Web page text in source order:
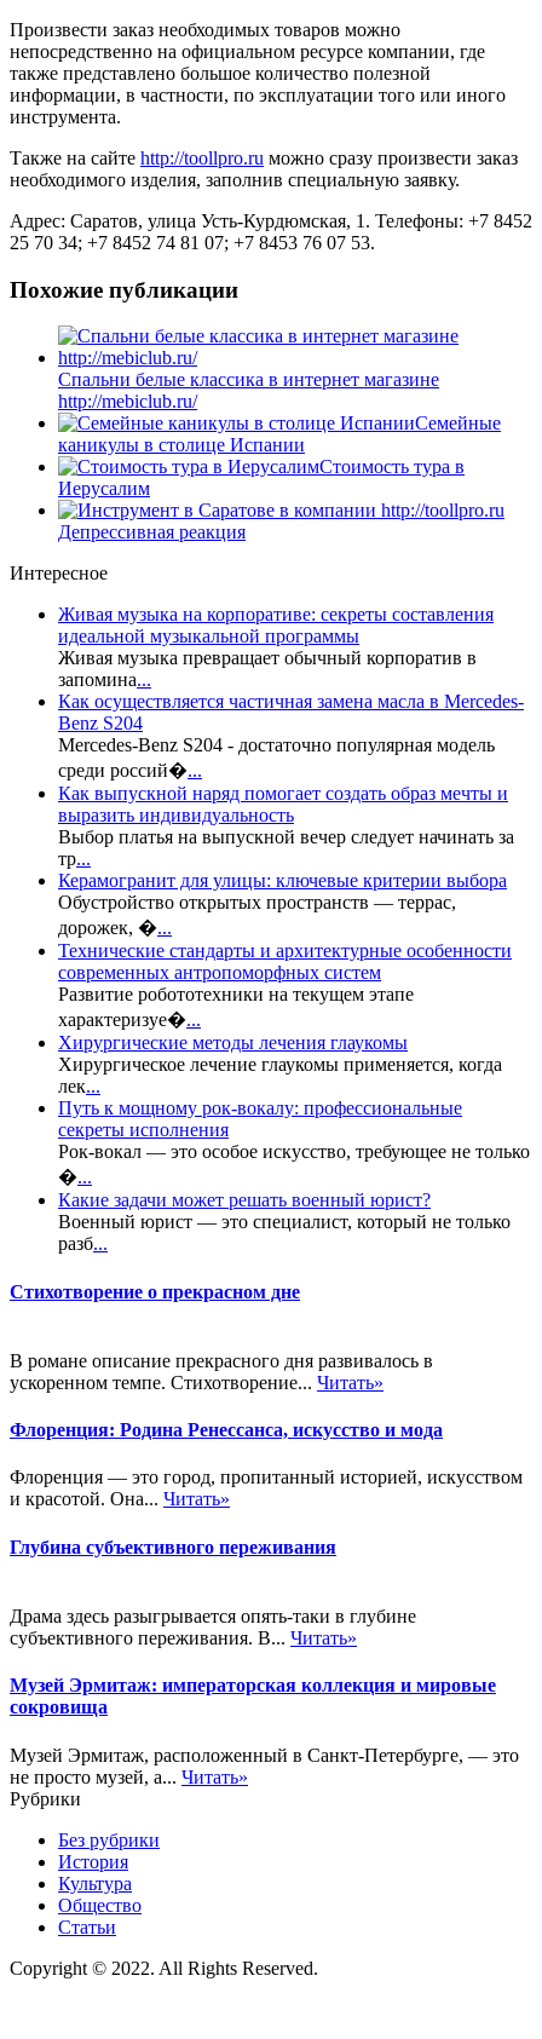
Произвести заказ необходимых товаров можно
непосредственно на официальном ресурсе компании, где
также представлено большое количество полезной
информации, в частности, по эксплуатации того или иного
инструмента.
Также на сайте http://toollpro.ru можно сразу произвести заказ
необходимого изделия, заполнив специальную заявку.
Адрес: Саратов, улица Усть-Курдюмская, 1. Телефоны: +7 8452
25 70 34; +7 8452 74 81 07; +7 8453 76 07 53.
Похожие публикации
Спальни белые классика в интернет магазине
http://mebiclub.ru/
Семейные
каникулы в столице Испании
Стоимость тура в
Иерусалим
Депрессивная реакция
Интересное
Живая музыка на корпоративе: секреты составления
идеальной музыкальной программы
Живая музыка превращает обычный корпоратив в
запомина...
Как осуществляется частичная замена масла в Mercedes-
Benz S204
Mercedes-Benz S204 - достаточно популярная модель
среди россий�...
Как выпускной наряд помогает создать образ мечты и
выразить индивидуальность
Выбор платья на выпускной вечер следует начинать за
тр...
Керамогранит для улицы: ключевые критерии выбора
Обустройство открытых пространств — террас,
дорожек, �...
Технические стандарты и архитектурные особенности
современных антропоморфных систем
Развитие робототехники на текущем этапе
характеризуе�...
Хирургические методы лечения глаукомы
Хирургическое лечение глаукомы применяется, когда
лек...
Путь к мощному рок-вокалу: профессиональные
секреты исполнения
Рок-вокал — это особое искусство, требующее не только
�...
Какие задачи может решать военный юрист?
Военный юрист — это специалист, который не только
разб...
Стихотворение о прекрасном дне
В романе описание прекрасного дня развивалось в
ускоренном темпе. Стихотворение... Читать»
Флоренция: Родина Ренессанса, искусство и мода
Флоренция — это город, пропитанный историей, искусством
и красотой. Она... Читать»
Глубина субъективного переживания
Драма здесь разыгрывается опять-таки в глубине
субъективного переживания. В... Читать»
Музей Эрмитаж: императорская коллекция и мировые
сокровища
Музей Эрмитаж, расположенный в Санкт-Петербурге, — это
не просто музей, а... Читать»
Рубрики
Без рубрики
История
Культура
Общество
Статьи
Copyright © 2022. All Rights Reserved.